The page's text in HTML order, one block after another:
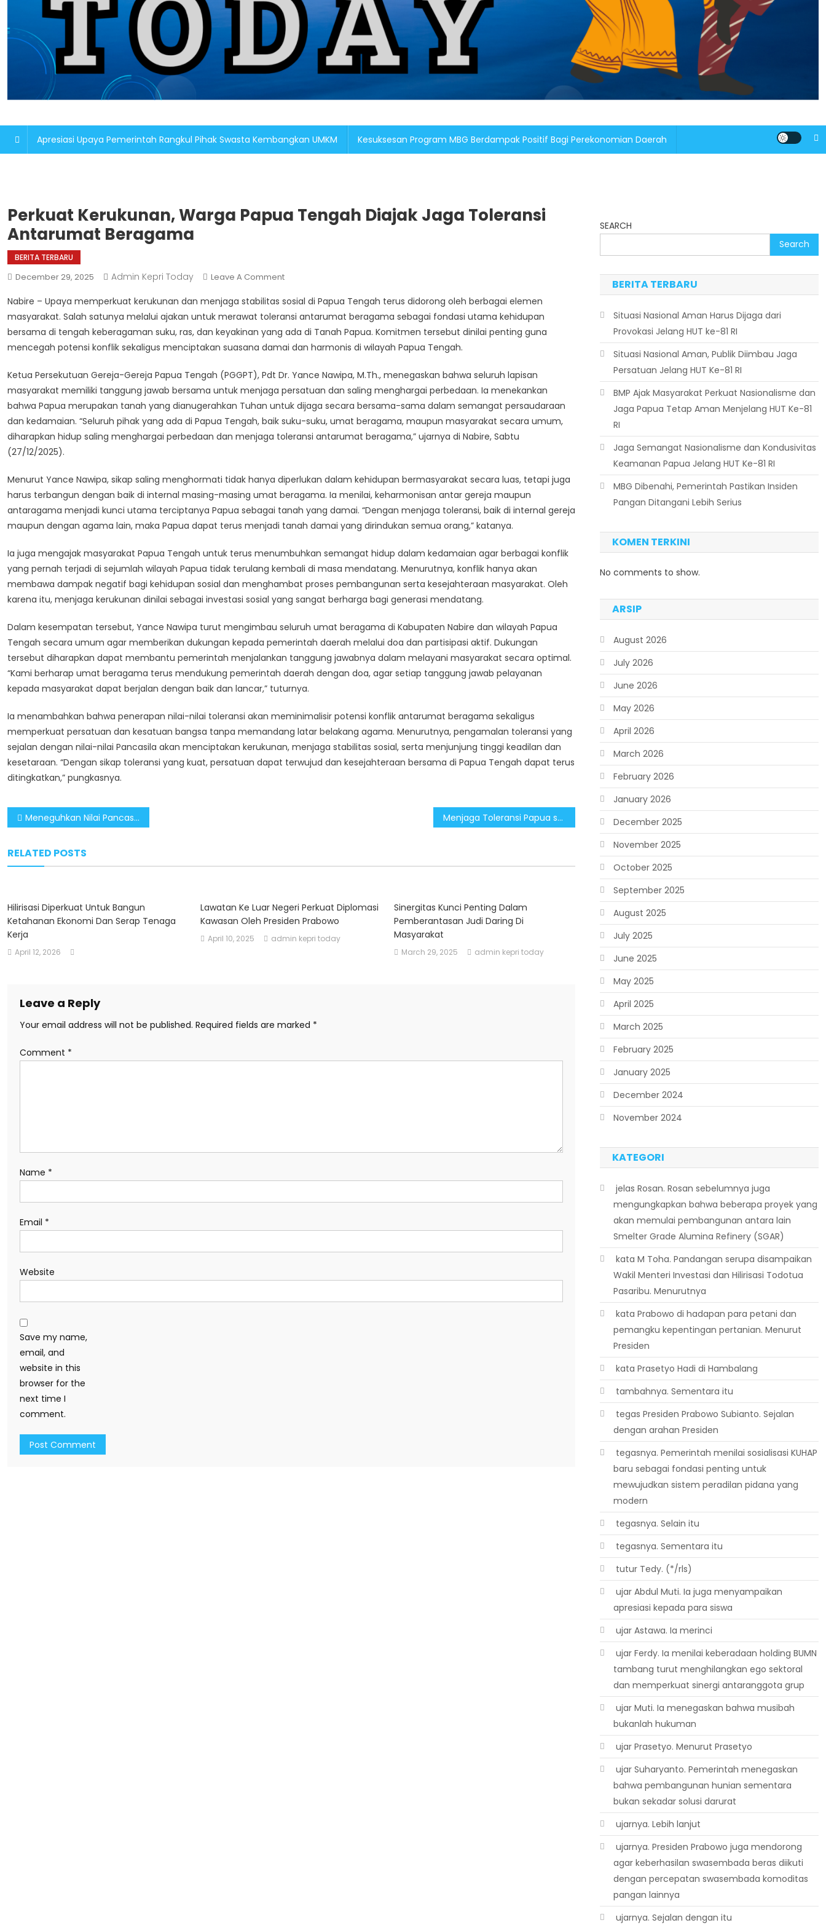
Apresiasi Upaya Pemerintah Rangkul Pihak Swasta Kembangkan UMKM Kesuksesan Program MBG Berdampak Positif Bagi Perekonomian Daerah
Perkuat Kerukunan, Warga Papua Tengah Diajak Jaga Toleransi
Antarumat Beragama
BERITA TERBARU
December 29, 2025 Admin Kepri Today Leave A CommentOn
Kerukunan,
Warga
Papua
Tengah
Jaga
Toleransi
Antarumat
Beragama
Nabire – Upaya memperkuat kerukunan dan menjaga stabilitas sosial di Papua Tengah terus didorong oleh berbagai elemen
masyarakat. Salah satunya melalui ajakan untuk merawat toleransi antarumat beragama sebagai fondasi utama kehidupan
bersama di tengah keberagaman suku, ras, dan keyakinan yang ada di Tanah Papua. Komitmen tersebut dinilai penting guna
mencegah potensi konflik sekaligus menciptakan suasana damai dan harmonis di wilayah Papua Tengah.
Ketua Persekutuan Gereja-Gereja Papua Tengah (PGGPT), Pdt Dr. Yance Nawipa, M.Th., menegaskan bahwa seluruh lapisan
masyarakat memiliki tanggung jawab bersama untuk menjaga persatuan dan saling menghargai perbedaan. Ia menekankan
bahwa Papua merupakan tanah yang dianugerahkan Tuhan untuk dijaga secara bersama-sama dalam semangat persaudaraan
dan kedamaian. “Seluruh pihak yang ada di Papua Tengah, baik suku-suku, umat beragama, maupun masyarakat secara umum,
diharapkan hidup saling menghargai perbedaan dan menjaga toleransi antarumat beragama,” ujarnya di Nabire, Sabtu
(27/12/2025).
Menurut Yance Nawipa, sikap saling menghormati tidak hanya diperlukan dalam kehidupan bermasyarakat secara luas, tetapi juga
harus terbangun dengan baik di internal masing-masing umat beragama. Ia menilai, keharmonisan antar gereja maupun
antaragama menjadi kunci utama terciptanya Papua sebagai tanah yang damai. “Dengan menjaga toleransi, baik di internal gereja
maupun dengan agama lain, maka Papua dapat terus menjadi tanah damai yang dirindukan semua orang,” katanya.
Ia juga mengajak masyarakat Papua Tengah untuk terus menumbuhkan semangat hidup dalam kedamaian agar berbagai konflik
yang pernah terjadi di sejumlah wilayah Papua tidak terulang kembali di masa mendatang. Menurutnya, konflik hanya akan
membawa dampak negatif bagi kehidupan sosial dan menghambat proses pembangunan serta kesejahteraan masyarakat. Oleh
karena itu, menjaga kerukunan dinilai sebagai investasi sosial yang sangat berharga bagi generasi mendatang.
Dalam kesempatan tersebut, Yance Nawipa turut mengimbau seluruh umat beragama di Kabupaten Nabire dan wilayah Papua
Tengah secara umum agar memberikan dukungan kepada pemerintah daerah melalui doa dan partisipasi aktif. Dukungan
tersebut diharapkan dapat membantu pemerintah menjalankan tanggung jawabnya dalam melayani masyarakat secara optimal.
“Kami berharap umat beragama terus mendukung pemerintah daerah dengan doa, agar setiap tanggung jawab pelayanan
kepada masyarakat dapat berjalan dengan baik dan lancar,” tuturnya.
Ia menambahkan bahwa penerapan nilai-nilai toleransi akan meminimalisir potensi konflik antarumat beragama sekaligus
memperkuat persatuan dan kesatuan bangsa tanpa memandang latar belakang agama. Menurutnya, pengamalan toleransi yang
sejalan dengan nilai-nilai Pancasila akan menciptakan kerukunan, menjaga stabilitas sosial, serta menjunjung tinggi keadilan dan
kesetaraan. “Dengan sikap toleransi yang kuat, persatuan dapat terwujud dan kesejahteraan bersama di Papua Tengah dapat terus
ditingkatkan,” pungkasnya.
Post
Meneguhkan Nilai Pancasila untuk Menjaga Kedamaian Papua Menjaga Toleransi Papua sebagai Fondasi Kedamaian dan Pembangunan
RELATED POSTS
Hilirisasi Diperkuat Untuk Bangun
Ketahanan Ekonomi Dan Serap Tenaga
Kerja
April 12, 2026
Lawatan Ke Luar Negeri Perkuat Diplomasi
Kawasan Oleh Presiden Prabowo
April 10, 2025 admin kepri today
Sinergitas Kunci Penting Dalam
Pemberantasan Judi Daring Di
Masyarakat
March 29, 2025 admin kepri today
Leave a Reply
Your email address will not be published. Required fields are marked *
Comment *
Name *
Email *
Website
Save my name,
email, and
website in this
browser for the
next time I
comment.
SEARCH
Search
BERITA TERBARU
Situasi Nasional Aman Harus Dijaga dari
Provokasi Jelang HUT ke-81 RI
Situasi Nasional Aman, Publik Diimbau Jaga
Persatuan Jelang HUT Ke-81 RI
BMP Ajak Masyarakat Perkuat Nasionalisme dan
Jaga Papua Tetap Aman Menjelang HUT Ke-81
RI
Jaga Semangat Nasionalisme dan Kondusivitas
Keamanan Papua Jelang HUT Ke-81 RI
MBG Dibenahi, Pemerintah Pastikan Insiden
Pangan Ditangani Lebih Serius
KOMEN TERKINI
No comments to show.
ARSIP
August 2026
July 2026
June 2026
May 2026
April 2026
March 2026
February 2026
January 2026
December 2025
November 2025
October 2025
September 2025
August 2025
July 2025
June 2025
May 2025
April 2025
March 2025
February 2025
January 2025
December 2024
November 2024
KATEGORI
 jelas Rosan. Rosan sebelumnya juga
mengungkapkan bahwa beberapa proyek yang
akan memulai pembangunan antara lain
Smelter Grade Alumina Refinery (SGAR)
 kata M Toha. Pandangan serupa disampaikan
Wakil Menteri Investasi dan Hilirisasi Todotua
Pasaribu. Menurutnya
 kata Prabowo di hadapan para petani dan
pemangku kepentingan pertanian. Menurut
Presiden
 kata Prasetyo Hadi di Hambalang
 tambahnya. Sementara itu
 tegas Presiden Prabowo Subianto. Sejalan
dengan arahan Presiden
 tegasnya. Pemerintah menilai sosialisasi KUHAP
baru sebagai fondasi penting untuk
mewujudkan sistem peradilan pidana yang
modern
 tegasnya. Selain itu
 tegasnya. Sementara itu
 tutur Tedy. (*/rls)
 ujar Abdul Muti. Ia juga menyampaikan
apresiasi kepada para siswa
 ujar Astawa. Ia merinci
 ujar Ferdy. Ia menilai keberadaan holding BUMN
tambang turut menghilangkan ego sektoral
dan memperkuat sinergi antaranggota grup
 ujar Muti. Ia menegaskan bahwa musibah
bukanlah hukuman
 ujar Prasetyo. Menurut Prasetyo
 ujar Suharyanto. Pemerintah menegaskan
bahwa pembangunan hunian sementara
bukan sekadar solusi darurat
 ujarnya. Lebih lanjut
 ujarnya. Presiden Prabowo juga mendorong
agar keberhasilan swasembada beras diikuti
dengan percepatan swasembada komoditas
pangan lainnya
 ujarnya. Sejalan dengan itu